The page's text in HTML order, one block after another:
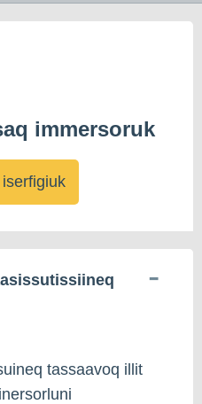
immersoruk
tassaavoq illit